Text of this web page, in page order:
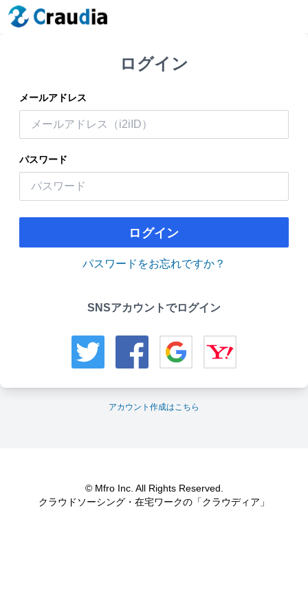
ログイン
メールアドレス
パスワード
ログイン
パスワードをお忘れですか？
SNSアカウントでログイン
アカウント作成はこちら
© Mfro Inc. All Rights Reserved.
クラウドソーシング・在宅ワークの「クラウディア」